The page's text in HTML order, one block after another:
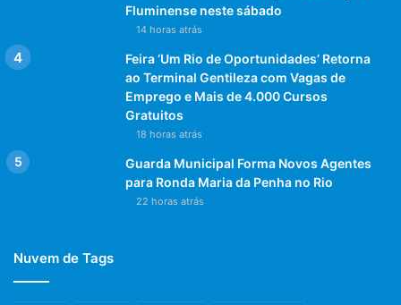
Fluminense neste sábado
14 horas atrás
Feira ‘Um Rio de Oportunidades’ Retorna
ao Terminal Gentileza com Vagas de
Emprego e Mais de 4.000 Cursos
Gratuitos
18 horas atrás
Guarda Municipal Forma Novos Agentes
para Ronda Maria da Penha no Rio
22 horas atrás
Nuvem de Tags